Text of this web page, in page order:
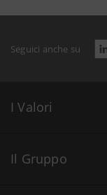
Seguici anche su
I Valori
Il Gruppo